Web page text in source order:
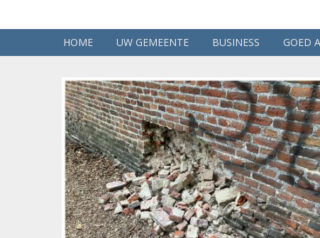
HOME UW GEMEENTE BUSINESS GOED